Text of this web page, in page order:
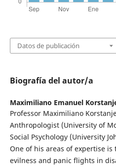
Datos de publicación
Biografía del autor/a
Maximiliano Emanuel
Professor Maximiliano
Anthropologist (University of
Social Psychology (University
One of his areas of expertise
evilness and panic flights in